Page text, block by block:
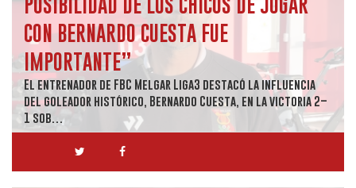
CON BERNARDO CUESTA FUE
IMPORTANTE”
El entrenador de FBC Melgar Liga3 destacó la influencia
del goleador histórico, Bernardo Cuesta, en la victoria 2–
1 sob…